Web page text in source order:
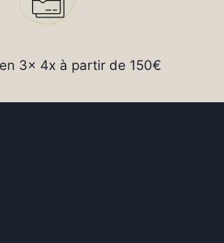
3x 4x à partir de 150€